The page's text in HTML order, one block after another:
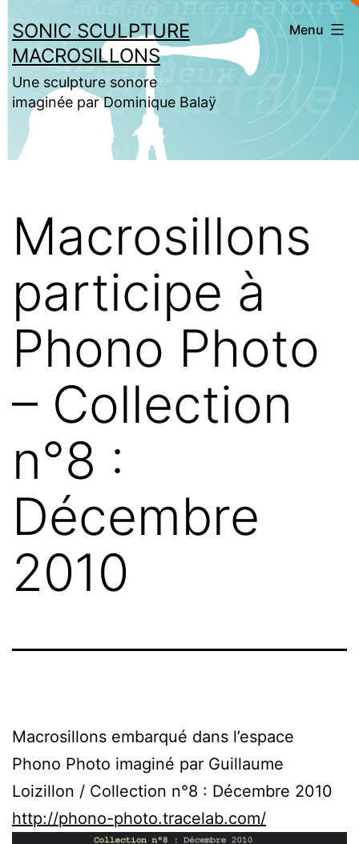
au
contenu
SONIC SCULPTURE
MACROSILLONS
Une sculpture sonore
imaginée par Dominique Balaÿ
Menu
Macrosillons
participe à
Phono Photo
– Collection
n°8 :
Décembre
2010
Macrosillons embarqué dans l’espace
Phono Photo imaginé par Guillaume
Loizillon / Collection n°8 : Décembre 2010
http://phono-photo.tracelab.com/